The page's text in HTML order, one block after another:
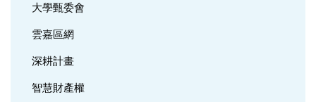
大學甄委會
雲嘉區網
深耕計畫
智慧財產權